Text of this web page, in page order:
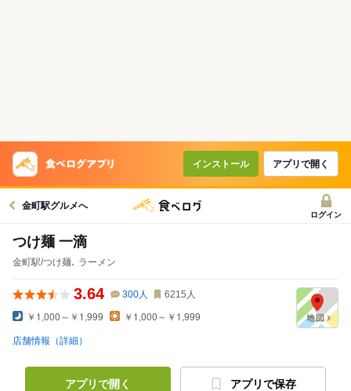
インストール アプリで開く
金町駅グルメへ
ログイン
つけ麺 一滴
金町駅/つけ麺､ ラーメン
3.64 300人 6215 人
￥1,000～￥1,999 ￥1,000～￥1,999
店舗情報（詳細）
アプリで開く アプリで保存